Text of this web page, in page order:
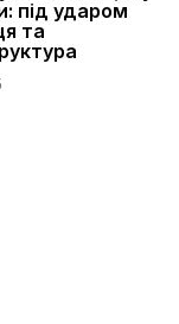
під ударом
та